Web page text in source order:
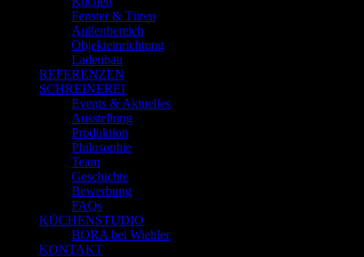
Fenster & Türen
Außenbereich
Objekteinrichtung
Ladenbau
REFERENZEN
SCHREINEREI
Events & Aktuelles
Ausstellung
Produktion
Philosophie
Team
Geschichte
Bewerbung
FAQs
KÜCHENSTUDIO
BORA bei Wiehler
KONTAKT